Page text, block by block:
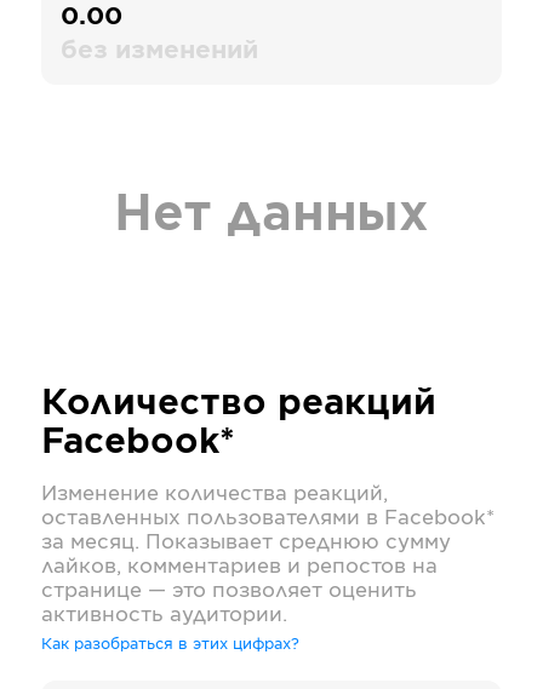
0.00
без изменений
Нет данных
Количество реакций
Facebook*
Изменение количества реакций,
оставленных пользователями в Facebook*
за месяц. Показывает среднюю сумму
лайков, комментариев и репостов на
странице — это позволяет оценить
активность аудитории.
Как разобраться в этих цифрах?